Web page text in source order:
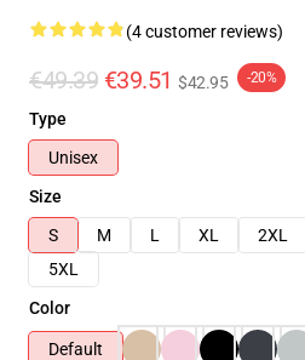
(4 customer reviews)
€49.39 €39.51 $42.95 -20%
Type
Unisex
Size
S
M L XL 2XL
5XL
Color
Default